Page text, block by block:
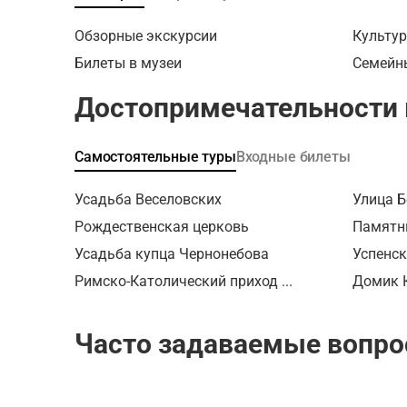
Только
или
и
около
для
есть
через
На
Руслан
Обзорные экскурсии
Билеты в музеи
Самостоятельные турыВходные билеты
Усадьба Веселовских Улица
Рождественская церковь
Усадьба купца Чернонебова
Римско-Католический приход ...
Домик
Часто задаваемые